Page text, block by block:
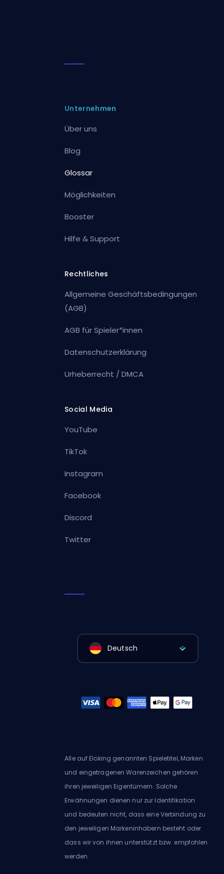
Unternehmen
Über uns
Blog
Glossar
Möglichkeiten
Booster
Hilfe & Support
Rechtliches
Allgemeine Geschäftsbedingungen
(AGB)
AGB für Spieler*innen
Datenschutzerklärung
Urheberrecht / DMCA
Social Media
YouTube
TikTok
Instagram
Facebook
Discord
Twitter
Deutsch
Alle auf Eloking genannten Spieletitel, Marken
und eingetragenen Warenzeichen gehören
ihren jeweiligen Eigentümern. Solche
Erwähnungen dienen nur zur Identifikation
und bedeuten nicht, dass eine Verbindung zu
den jeweiligen Markeninhabern besteht oder
dass wir von ihnen unterstützt bzw. empfohlen
werden.